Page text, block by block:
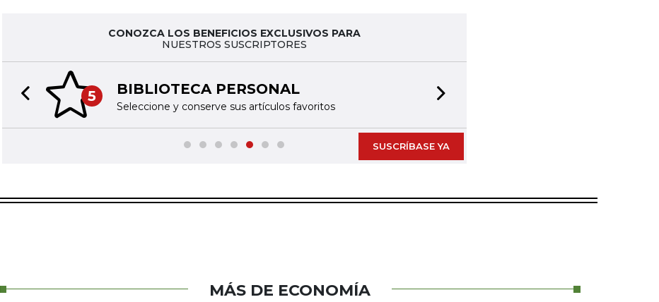
CONOZCA LOS BENEFICIOS EXCLUSIVOS PARA
NUESTROS SUSCRIPTORES
5 BIBLIOTECA PERSONAL
Seleccione y conserve sus artículos favoritos
Previous slide
SUSCRÍBASE YA
MÁS DE ECONOMÍA